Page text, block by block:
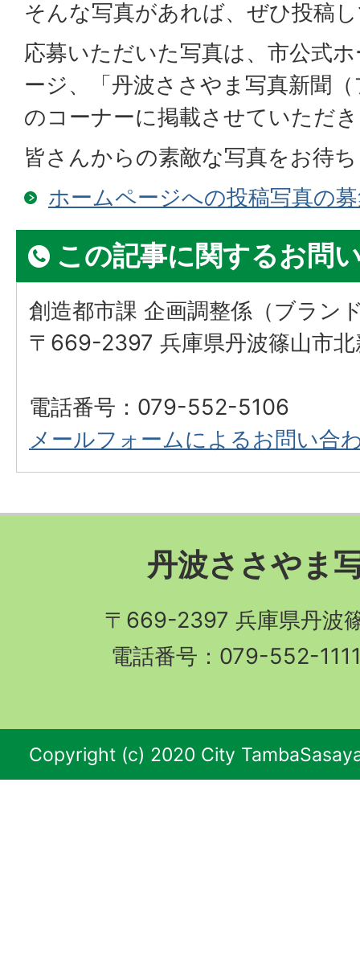
そんな写真があれば、ぜひ投稿
応募いただいた写真は、市公式
ージ、「丹波ささやま写真新聞
のコーナーに掲載させていただ
皆さんからの素敵な写真をお待
ホームページへの投稿写真の
この記事に関するお問
創造都市課 企画調整係（ブラン
〒669-2397 兵庫県丹波篠山市
電話番号：079-552-5106
メールフォームによるお問い合
丹波ささやま
〒669-2397 兵庫県丹波
電話番号：079-552-
Copyright (c) 2020 City